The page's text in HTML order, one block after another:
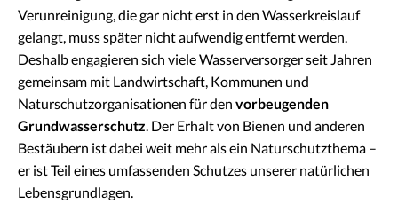
Verunreinigung, die gar nicht erst in den Wasserkreislauf
gelangt, muss später nicht aufwendig entfernt werden.
Deshalb engagieren sich viele Wasserversorger seit Jahren
gemeinsam mit Landwirtschaft, Kommunen und
Naturschutzorganisationen für den vorbeugenden
Grundwasserschutz. Der Erhalt von Bienen und anderen
Bestäubern ist dabei weit mehr als ein Naturschutzthema –
er ist Teil eines umfassenden Schutzes unserer natürlichen
Lebensgrundlagen.